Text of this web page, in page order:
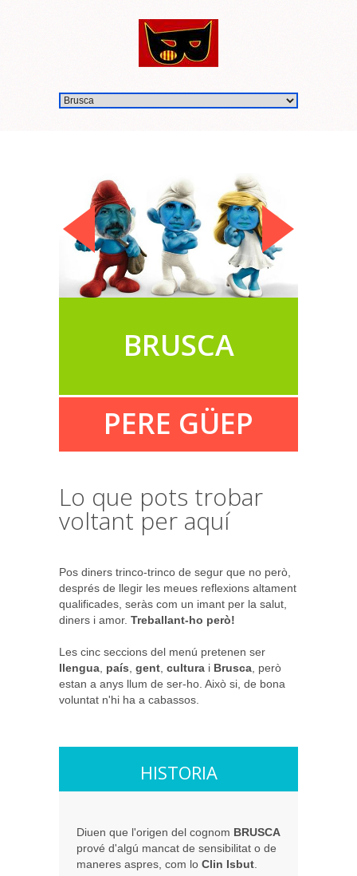
BRUSCA
PERE GÜEP
Lo que pots trobar
voltant per aquí
Pos diners trinco-trinco de segur que no però,
després de llegir les meues reflexions altament
qualificades, seràs com un imant per la salut,
diners i amor. Treballant-ho però!
Les cinc seccions del menú pretenen ser
llengua, país, gent, cultura i Brusca, però
estan a anys llum de ser-ho. Això si, de bona
voluntat n'hi ha a cabassos.
HISTORIA
Diuen que l'origen del cognom BRUSCA
prové d'algú mancat de sensibilitat o de
maneres aspres, com lo Clin Isbut.